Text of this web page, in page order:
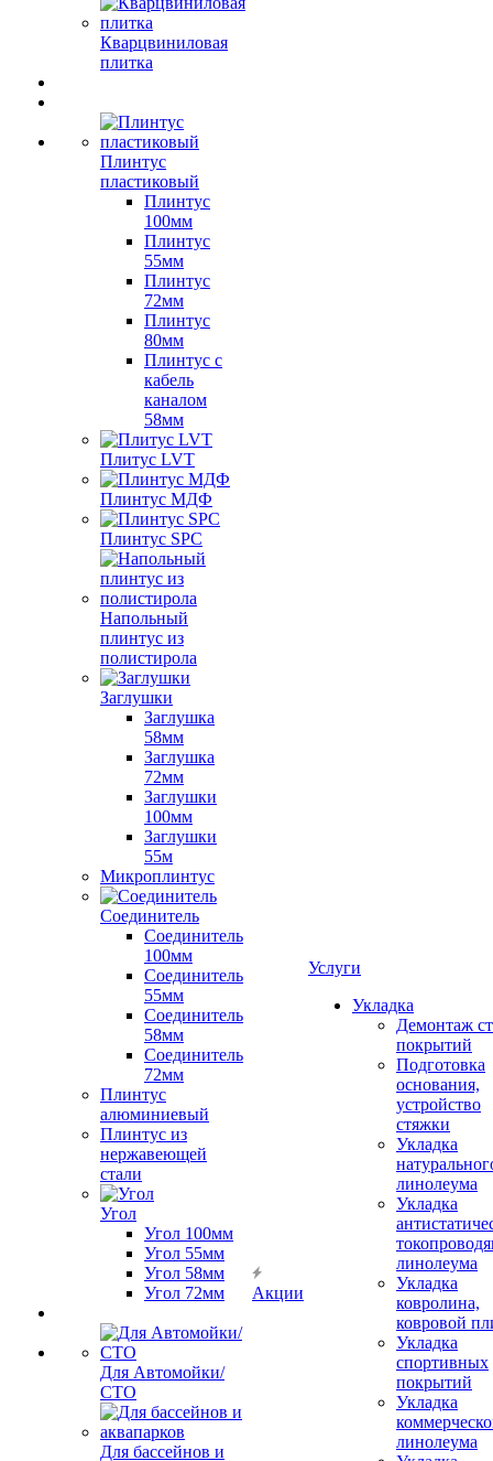
Кварцвиниловая
плитка
Плинтус
пластиковый
Плинтус
100мм
Плинтус
55мм
Плинтус
72мм
Плинтус
80мм
Плинтус с
кабель
каналом
58мм
Плитус LVT
Плинтус МДФ
Плинтус SPC
Напольный
плинтус из
полистирола
Заглушки
Заглушка
58мм
Заглушка
72мм
Заглушки
100мм
Заглушки
55м
Микроплинтус
Соединитель
Соединитель
100мм
Соединитель
55мм
Соединитель
58мм
Соединитель
72мм
Плинтус
алюминиевый
Плинтус из
нержавеющей
стали
Угол
Угол 100мм
Угол 55мм
Угол 58мм
Угол 72мм
Для Автомойки/
СТО
Для бассейнов и
Акции
Услуги
Укладка
Демонтаж
покрытий
Подготовка
основания,
устройство
стяжки
Укладка
линолеума
Укладка
линолеума
Укладка
ковролина,
ковровой
Укладка
спортивных
покрытий
Укладка
линолеума